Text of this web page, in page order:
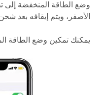
وضع الطاقة المنخفضة إلى
الأصفر، ويتم إيقافه بعد
يمكنك تمكين وضع الطاقة